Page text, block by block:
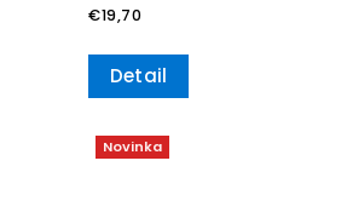
€19,70
Detail
Novinka